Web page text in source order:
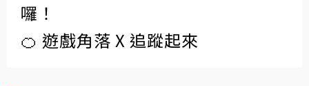
囉！
🍊 遊戲角落 X 追蹤起來